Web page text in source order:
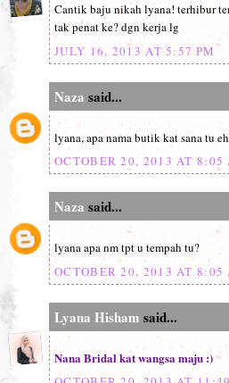
Cantik baju nikah lyana! terhibur
tak penat ke? dgn kerja lg
JULY 16, 2013 AT 5:57 PM
Naza said...
lyana, apa nama butik kat sana tu
OCTOBER 20, 2013 AT 8:05
Naza said...
lyana apa nm tpt u tempah tu?
OCTOBER 20, 2013 AT 8:05
Lyana Hisham said...
Nana Bridal kat wangsa maju :)